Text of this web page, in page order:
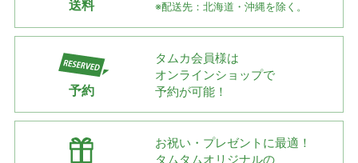
送料 ※配送先：北海道・沖縄を除く。
予約
タムカ会員様は
オンラインショップで
予約が可能！
お祝い・プレゼントに最適！
タムタムオリジナルの